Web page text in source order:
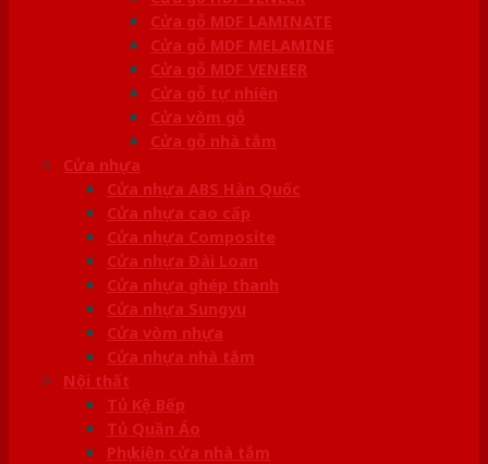
Cửa gỗ MDF LAMINATE
Cửa gỗ MDF MELAMINE
Cửa gỗ MDF VENEER
Cửa gỗ tự nhiên
Cửa vòm gỗ
Cửa gỗ nhà tắm
Cửa nhựa
Cửa nhựa ABS Hàn Quốc
Cửa nhựa cao cấp
Cửa nhựa Composite
Cửa nhựa Đài Loan
Cửa nhựa ghép thanh
Cửa nhựa Sungyu
Cửa vòm nhựa
Cửa nhựa nhà tắm
Nội thất
Tủ Kệ Bếp
Tủ Quần Áo
Phụ kiện cửa nhà tắm